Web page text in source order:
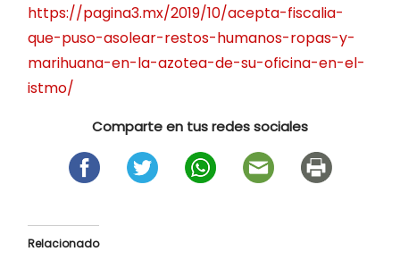
https://pagina3.mx/2019/10/acepta-fiscalia-
que-puso-asolear-restos-humanos-ropas-y-
marihuana-en-la-azotea-de-su-oficina-en-el-
istmo/
Comparte en tus redes sociales
Relacionado